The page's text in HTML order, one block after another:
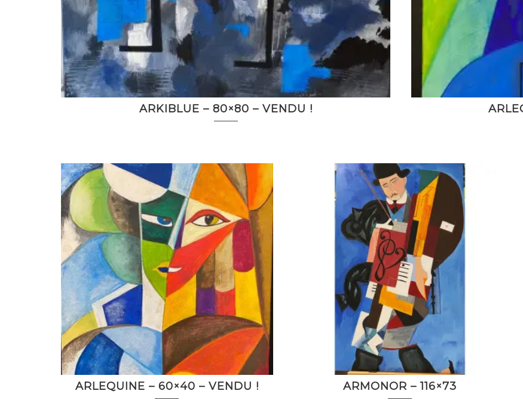
ARKIBLUE – 80×80 – VENDU !
ARLEQUINE – 60×40 – VENDU ! ARMONOR – 116×73